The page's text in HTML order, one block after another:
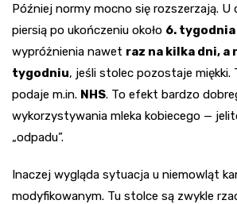
Później normy mocno się rozszerzają. U
piersią po ukończeniu około 6.
wypróżnienia nawet raz na kilka dni, a
tygodniu, jeśli stolec pozostaje miękki.
podaje m.in. NHS. To efekt bardzo
wykorzystywania mleka kobiecego —
„odpadu”.
Inaczej wygląda sytuacja u niemowląt
modyfikowanym. Tu stolce są zwykle